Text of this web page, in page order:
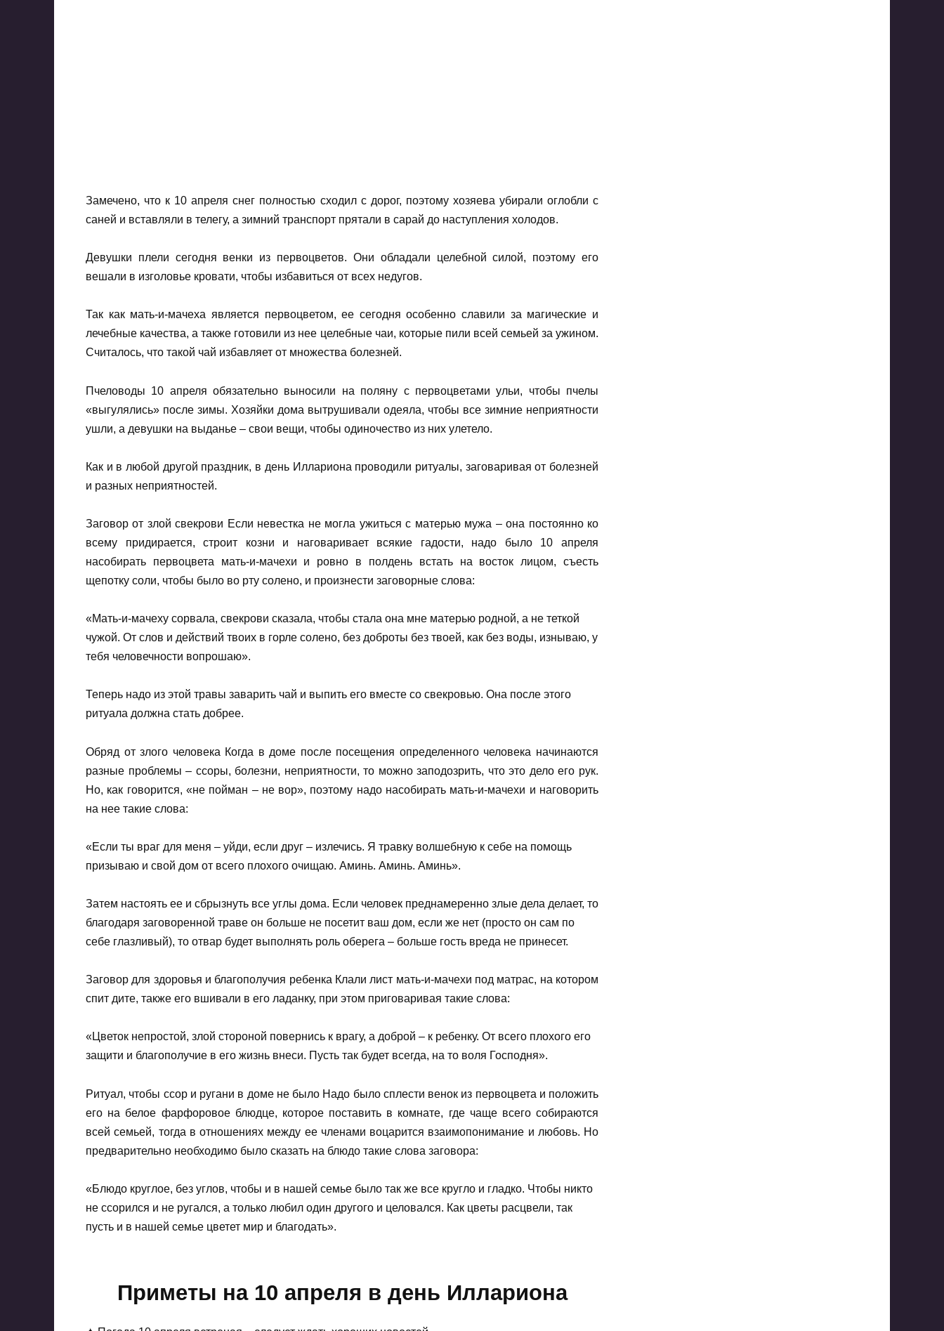
Замечено, что к 10 апреля снег полностью сходил с дорог, поэтому хозяева убирали оглобли с
саней и вставляли в телегу, а зимний транспорт прятали в сарай до наступления холодов.
Девушки плели сегодня венки из первоцветов. Они обладали целебной силой, поэтому его
вешали в изголовье кровати, чтобы избавиться от всех недугов.
Так как мать-и-мачеха является первоцветом, ее сегодня особенно славили за магические и
лечебные качества, а также готовили из нее целебные чаи, которые пили всей семьей за ужином.
Считалось, что такой чай избавляет от множества болезней.
Пчеловоды 10 апреля обязательно выносили на поляну с первоцветами ульи, чтобы пчелы
«выгулялись» после зимы. Хозяйки дома вытрушивали одеяла, чтобы все зимние неприятности
ушли, а девушки на выданье – свои вещи, чтобы одиночество из них улетело.
Как и в любой другой праздник, в день Иллариона проводили ритуалы, заговаривая от болезней
и разных неприятностей.
Заговор от злой свекрови Если невестка не могла ужиться с матерью мужа – она постоянно ко
всему придирается, строит козни и наговаривает всякие гадости, надо было 10 апреля
насобирать первоцвета мать-и-мачехи и ровно в полдень встать на восток лицом, съесть
щепотку соли, чтобы было во рту солено, и произнести заговорные слова:
«Мать-и-мачеху сорвала, свекрови сказала, чтобы стала она мне матерью родной, а не теткой
чужой. От слов и действий твоих в горле солено, без доброты без твоей, как без воды, изнываю, у
тебя человечности вопрошаю».
Теперь надо из этой травы заварить чай и выпить его вместе со свекровью. Она после этого
ритуала должна стать добрее.
Обряд от злого человека Когда в доме после посещения определенного человека начинаются
разные проблемы – ссоры, болезни, неприятности, то можно заподозрить, что это дело его рук.
Но, как говорится, «не пойман – не вор», поэтому надо насобирать мать-и-мачехи и наговорить
на нее такие слова:
«Если ты враг для меня – уйди, если друг – излечись. Я травку волшебную к себе на помощь
призываю и свой дом от всего плохого очищаю. Аминь. Аминь. Аминь».
Затем настоять ее и сбрызнуть все углы дома. Если человек преднамеренно злые дела делает, то
благодаря заговоренной траве он больше не посетит ваш дом, если же нет (просто он сам по
себе глазливый), то отвар будет выполнять роль оберега – больше гость вреда не принесет.
Заговор для здоровья и благополучия ребенка Клали лист мать-и-мачехи под матрас, на котором
спит дите, также его вшивали в его ладанку, при этом приговаривая такие слова:
«Цветок непростой, злой стороной повернись к врагу, а доброй – к ребенку. От всего плохого его
защити и благополучие в его жизнь внеси. Пусть так будет всегда, на то воля Господня».
Ритуал, чтобы ссор и ругани в доме не было Надо было сплести венок из первоцвета и положить
его на белое фарфоровое блюдце, которое поставить в комнате, где чаще всего собираются
всей семьей, тогда в отношениях между ее членами воцарится взаимопонимание и любовь. Но
предварительно необходимо было сказать на блюдо такие слова заговора:
«Блюдо круглое, без углов, чтобы и в нашей семье было так же все кругло и гладко. Чтобы никто
не ссорился и не ругался, а только любил один другого и целовался. Как цветы расцвели, так
пусть и в нашей семье цветет мир и благодать».
Приметы на 10 апреля в день Иллариона